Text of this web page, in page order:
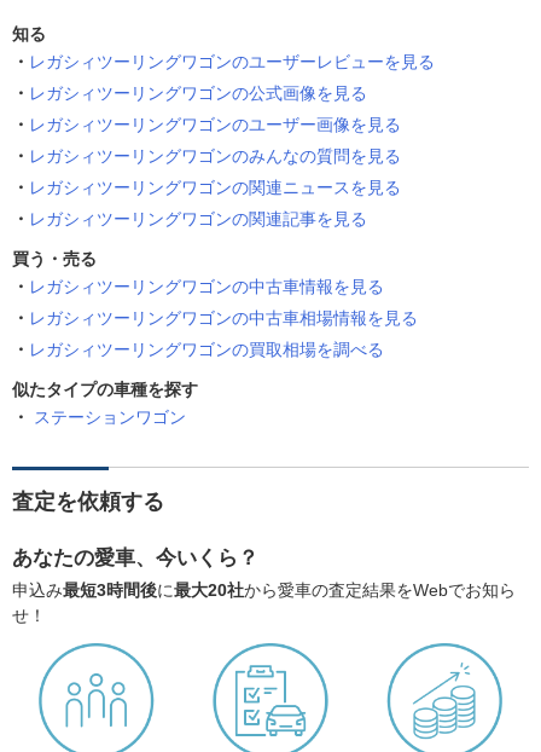
知る
レガシィツーリングワゴンのユーザーレビューを見る
レガシィツーリングワゴンの公式画像を見る
レガシィツーリングワゴンのユーザー画像を見る
レガシィツーリングワゴンのみんなの質問を見る
レガシィツーリングワゴンの関連ニュースを見る
レガシィツーリングワゴンの関連記事を見る
買う・売る
レガシィツーリングワゴンの中古車情報を見る
レガシィツーリングワゴンの中古車相場情報を見る
レガシィツーリングワゴンの買取相場を調べる
似たタイプの車種を探す
ステーションワゴン
査定を依頼する
あなたの愛車、今いくら？
申込み最短3時間後に最大20社から愛車の査定結果をWebでお知ら
せ！